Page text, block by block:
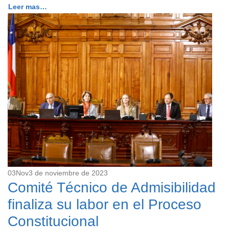
Leer mas…
03Nov3 de noviembre de 2023
Comité Técnico de Admisibilidad
finaliza su labor en el Proceso
Constitucional